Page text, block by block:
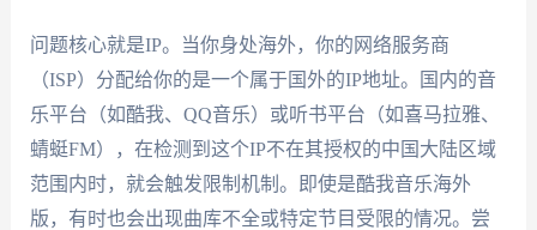
问题核心就是IP。当你身处海外，你的网络服务商
（ISP）分配给你的是一个属于国外的IP地址。国内的音
乐平台（如酷我、QQ音乐）或听书平台（如喜马拉雅、
蜻蜓FM），在检测到这个IP不在其授权的中国大陆区域
范围内时，就会触发限制机制。即使是酷我音乐海外
版，有时也会出现曲库不全或特定节目受限的情况。尝